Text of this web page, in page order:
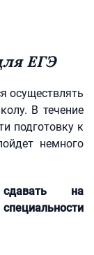
ЕГЭ
осуществлять
В течение
подготовку к
немного
на